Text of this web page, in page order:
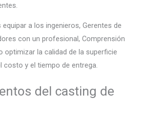
a los ingenieros, Gerentes de
con un profesional, Comprensión
optimizar la calidad de la superficie
costo y el tiempo de entrega.
del casting de